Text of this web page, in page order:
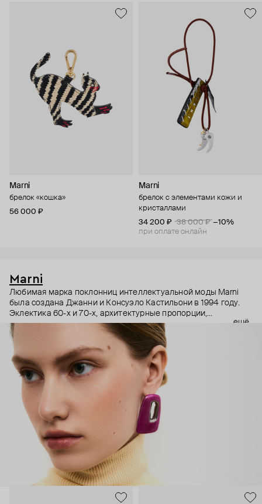
Marni
брелок «кошка»
56 000 ₽
Marni
брелок с элементами кожи и
кристаллами
34 200 ₽
38 000 ₽ −10%
при оплате онлайн
Marni
Любимая марка поклонниц интеллектуальной моды Marni
была создана Джанни и Консуэло Кастильони в 1994 году.
Эклектика 60-х и 70-х, архитектурные пропорции,
необычный взгляд на простые силуэты и, разумеется,
заметные украшения – Дом Marni уже двадцать лет верен
своему неподражаемому почерку, а коллаборации с
молодыми художниками привносят в него новые штрихи.
ещё